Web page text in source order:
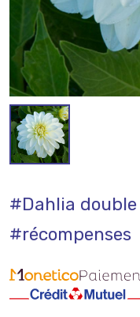
#Dahlia double
#récompenses